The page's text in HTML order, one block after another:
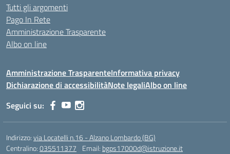
Tutti gli argomenti
Pago In Rete
Amministrazione Trasparente
Albo on line
Amministrazione TrasparenteInformativa privacy
Dichiarazione di accessibilitàNote legaliAlbo on line
Seguici su:
Indirizzo:via Locatelli n.16 - Alzano Lombardo (BG)
Centralino:035511377 Email: bgps17000d@istruzione.it